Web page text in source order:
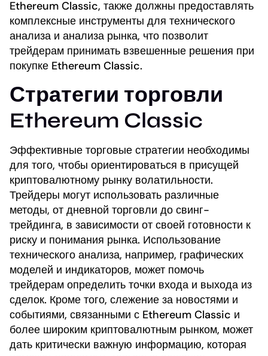
Ethereum Classic, также должны предоставлять
комплексные инструменты для технического
анализа и анализа рынка, что позволит
трейдерам принимать взвешенные решения при
покупке Ethereum Classic.
Стратегии торговли
Ethereum Classic
Эффективные торговые стратегии необходимы
для того, чтобы ориентироваться в присущей
криптовалютному рынку волатильности.
Трейдеры могут использовать различные
методы, от дневной торговли до свинг-
трейдинга, в зависимости от своей готовности к
риску и понимания рынка. Использование
технического анализа, например, графических
моделей и индикаторов, может помочь
трейдерам определить точки входа и выхода из
сделок. Кроме того, слежение за новостями и
событиями, связанными с Ethereum Classic и
более широким криптовалютным рынком, может
дать критически важную информацию, которая